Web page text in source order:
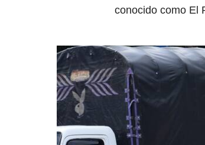
conocido como El